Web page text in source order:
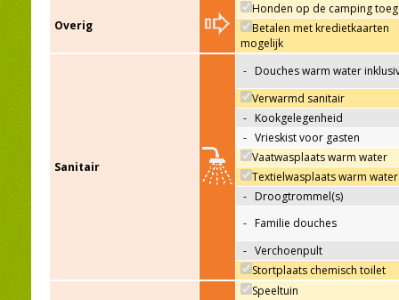
Overig
Honden op de camping
Betalen met kredietkaarten
mogelijk
Sanitair
- Douches warm water
Verwarmd sanitair
- Kookgelegenheid
- Vrieskist voor gasten
Vaatwasplaats warm water
Textielwasplaats warm water
- Droogtrommel(s)
- Familie douches
- Verchoenpult
Stortplaats chemisch toilet
Speeltuin